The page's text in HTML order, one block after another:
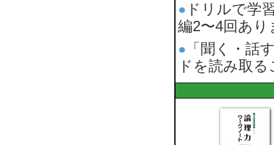
● ドリルで学
編2〜4回あり
● 「聞く・話
ドを読み取